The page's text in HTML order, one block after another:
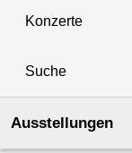
Konzerte
Suche
Ausstellungen